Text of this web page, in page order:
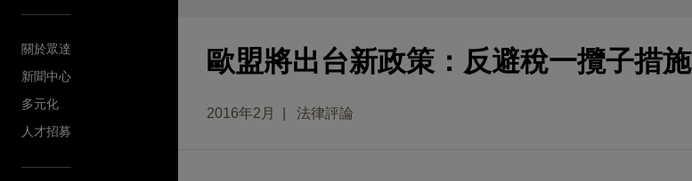
關於眾達
新聞中心
多元化
人才招募
歐盟將出台新政策：反避稅一攬子措施
2016年2月 法律評論